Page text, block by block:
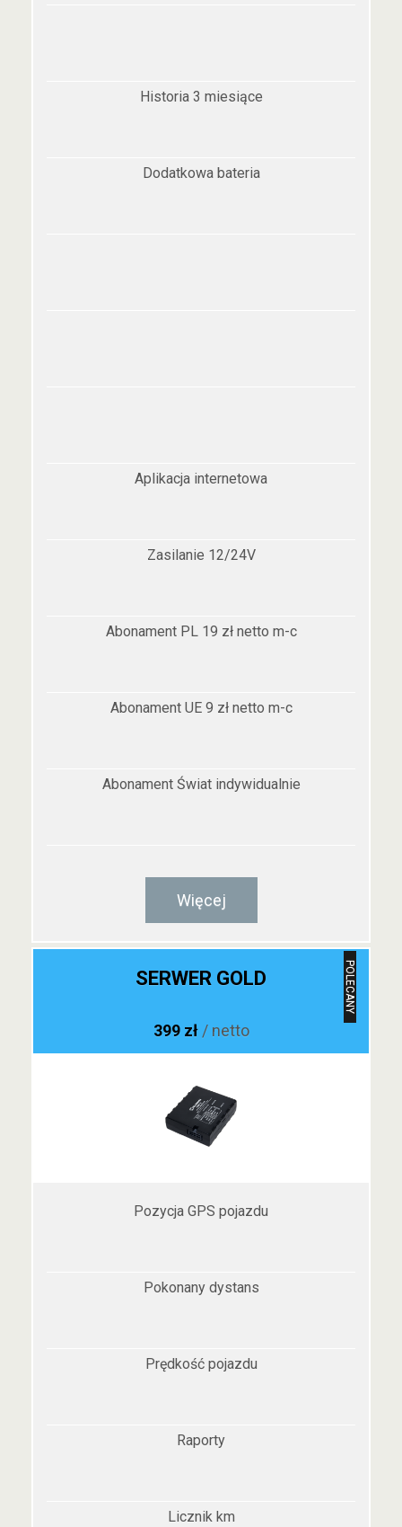
Historia 3 miesiące
Dodatkowa bateria
Aplikacja internetowa
Zasilanie 12/24V
Abonament PL 19 zł netto m-c
Abonament UE 9 zł netto m-c
Abonament Świat indywidualnie
Więcej
POLECANY
SERWER GOLD
399 zł / netto
Pozycja GPS pojazdu
Pokonany dystans
Prędkość pojazdu
Raporty
Licznik km